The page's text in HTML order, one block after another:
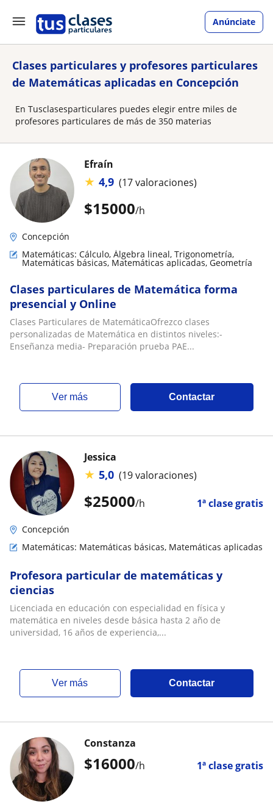
Anúnciate
Clases particulares y profesores particulares
de Matemáticas aplicadas en Concepción
En Tusclasesparticulares puedes elegir entre miles de
profesores particulares de más de 350 materias
$15000/h
Efraín
★ 4,9 (17 valoraciones)
Concepción
Matemáticas: Cálculo, Álgebra lineal, Trigonometría,
Matemáticas básicas, Matemáticas aplicadas, Geometría
Clases particulares de Matemática forma
presencial y Online
Clases Particulares de MatemáticaOfrezco clases
personalizadas de Matemática en distintos niveles:-
Enseñanza media- Preparación prueba PAE...
ver más Contactar
$25000/h 1ª clase gratis
Jessica
★ 5,0 (19 valoraciones)
Concepción
Matemáticas: Matemáticas básicas, Matemáticas aplicadas
Profesora particular de matemáticas y
ciencias
Licenciada en educación con especialidad en física y
matemática en niveles desde básica hasta 2 año de
universidad, 16 años de experiencia,...
ver más Contactar
$16000/h 1ª clase gratis
Constanza